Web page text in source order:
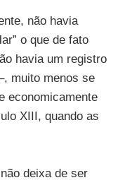
não havia
o que de fato
havia um registro
muito menos se
economicamente
XIII, quando as
deixa de ser